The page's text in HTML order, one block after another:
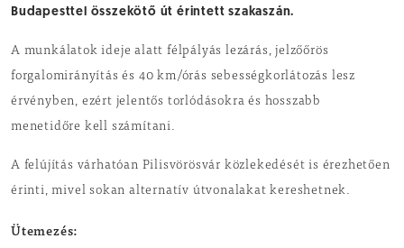
Budapesttel összekötő út érintett szakaszán.
A munkálatok ideje alatt félpályás lezárás, jelzőőrös
forgalomirányítás és 40 km/órás sebességkorlátozás lesz
érvényben, ezért jelentős torlódásokra és hosszabb
menetidőre kell számítani.
A felújítás várhatóan Pilisvörösvár közlekedését is érezhetően
érinti, mivel sokan alternatív útvonalakat kereshetnek.
Ütemezés: